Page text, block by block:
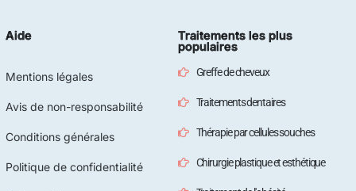
Aide
Mentions légales
Avis de non-responsabilité
Conditions générales
Politique de confidentialité
Traitements les plus
populaires
Greffe de cheveux
Traitements dentaires
Thérapie par cellules souches
Chirurgie plastique et esthétique